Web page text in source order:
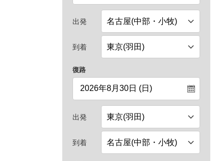
出発
到着
復路
出発
到着